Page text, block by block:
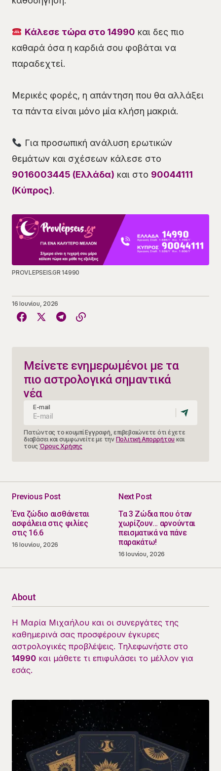
Κάλεσε τώρα στο 14990 και δες πιο
καθαρά όσα η καρδιά σου φοβάται να
παραδεχτεί.
Μερικές φορές, η απάντηση που θα αλλάξει
τα πάντα είναι μόνο μία κλήση μακριά.
Για προσωπική ανάλυση ερωτικών
θεμάτων και σχέσεων κάλεσε στο
9016003445 (Ελλάδα) και στο 90044111
(Κύπρος).
PROVLEPSEIS.GR 14990
16 Ιουνίου, 2026
Μείνετε ενημερωμένοι με τα
πιο αστρολογικά σημαντικά
νέα
E-mail
Πατώντας το κουμπί Εγγραφή, επιβεβαιώνετε ότι έχετε
διαβάσει και συμφωνείτε με την Πολιτική Απορρήτου και
τους Όρους Χρήσης
Previous Post
Ένα ζώδιο αισθάνεται
ασφάλεια στις φιλίες
στις 16.6
16 Ιουνίου, 2026
Next Post
Τα 3 Ζώδια που όταν
χωρίζουν… αρνούνται
πεισματικά να πάνε
παρακάτω!
16 Ιουνίου, 2026
About
Η Μαρία Μιχαήλου και οι συνεργάτες της
καθημερινά σας προσφέρουν έγκυρες
αστρολογικές προβλέψεις. Τηλεφωνήστε στο
14990 και μάθετε τι επιφυλάσει το μέλλον για
εσάς.